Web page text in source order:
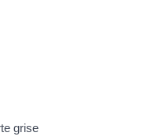
grise